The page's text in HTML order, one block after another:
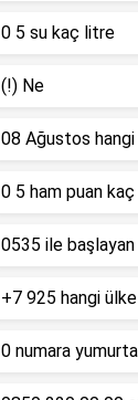
0 5 su kaç litre
(!) Ne
08 Ağustos
0 5 ham puan
0535 ile
+7 925 hangi
0 numara